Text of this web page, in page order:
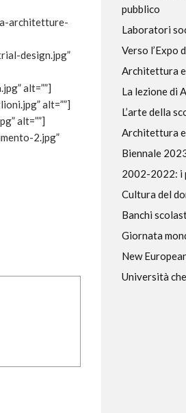
architetture-
design.jpg”
alt=””]
alt=””]
alt=””]
2.jpg”
pubblico
Laboratori
Verso l’Expo
Architettura
La lezione di
L’arte della
Architettura
Biennale
2002-2022: i
Cultura del
Banchi
Giornata
New
Università